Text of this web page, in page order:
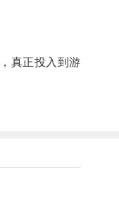
真正投入到游